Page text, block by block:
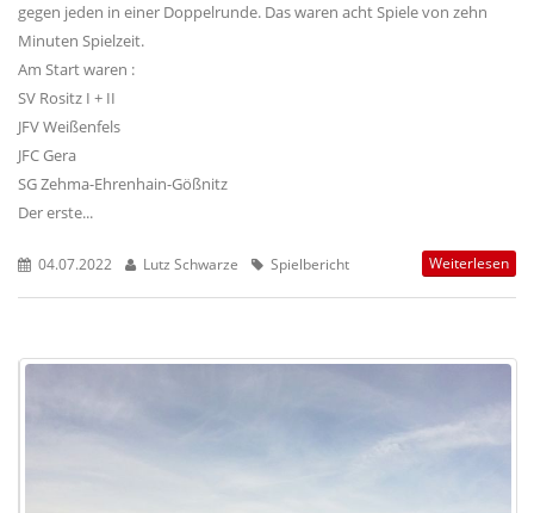
gegen jeden in einer Doppelrunde. Das waren acht Spiele von zehn
Minuten Spielzeit.
Am Start waren :
SV Rositz I + II
JFV Weißenfels
JFC Gera
SG Zehma-Ehrenhain-Gößnitz
Der erste...
04.07.2022 Lutz Schwarze Spielbericht Weiterlesen